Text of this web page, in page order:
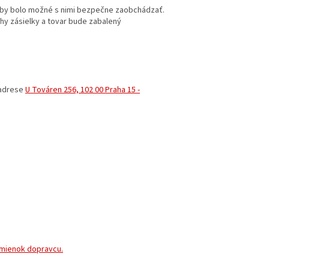
bolo možné s nimi bezpečne zaobchádzať.
zásielky a tovar bude zabalený
U Továren 256, 102 00 Praha 15 -
dopravcu.